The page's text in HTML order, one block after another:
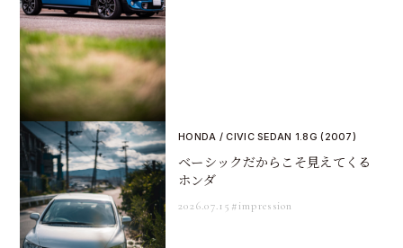
HONDA / CIVIC SEDAN 1.8G (2007)
ベーシックだからこそ見えてくる
ホンダ
2026.07.15 #impression